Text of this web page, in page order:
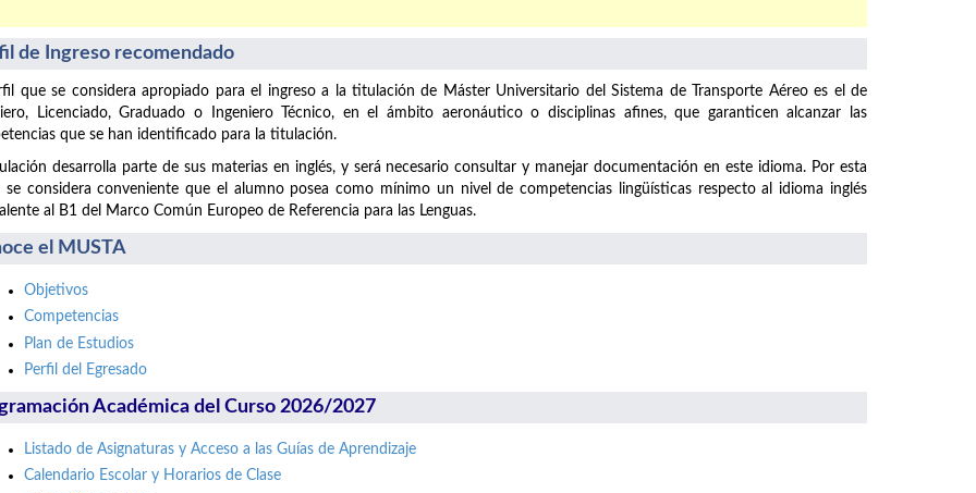
de Ingreso recomendado
que se considera apropiado para el ingreso a la titulación de Máster Universitario del Sistema de Transporte Aéreo es el de
Licenciado, Graduado o Ingeniero Técnico, en el ámbito aeronáutico o disciplinas afines, que garanticen alcanzar las
que se han identificado para la titulación.
desarrolla parte de sus materias en inglés, y será necesario consultar y manejar documentación en este idioma. Por esta
se considera conveniente que el alumno posea como mínimo un nivel de competencias lingüísticas respecto al idioma inglés
al B1 del Marco Común Europeo de Referencia para las Lenguas.
el MUSTA
Objetivos
Competencias
Plan de Estudios
Perfil del Egresado
Académica del Curso 2026/2027
Listado de Asignaturas y Acceso a las Guías de Aprendizaje
Calendario Escolar y Horarios de Clase